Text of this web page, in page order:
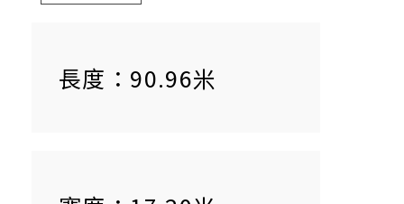
長度：90.96米